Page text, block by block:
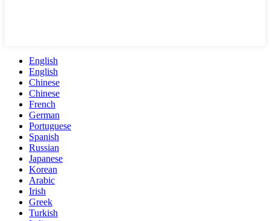
English
English
Chinese
Chinese
French
German
Portuguese
Spanish
Russian
Japanese
Korean
Arabic
Irish
Greek
Turkish